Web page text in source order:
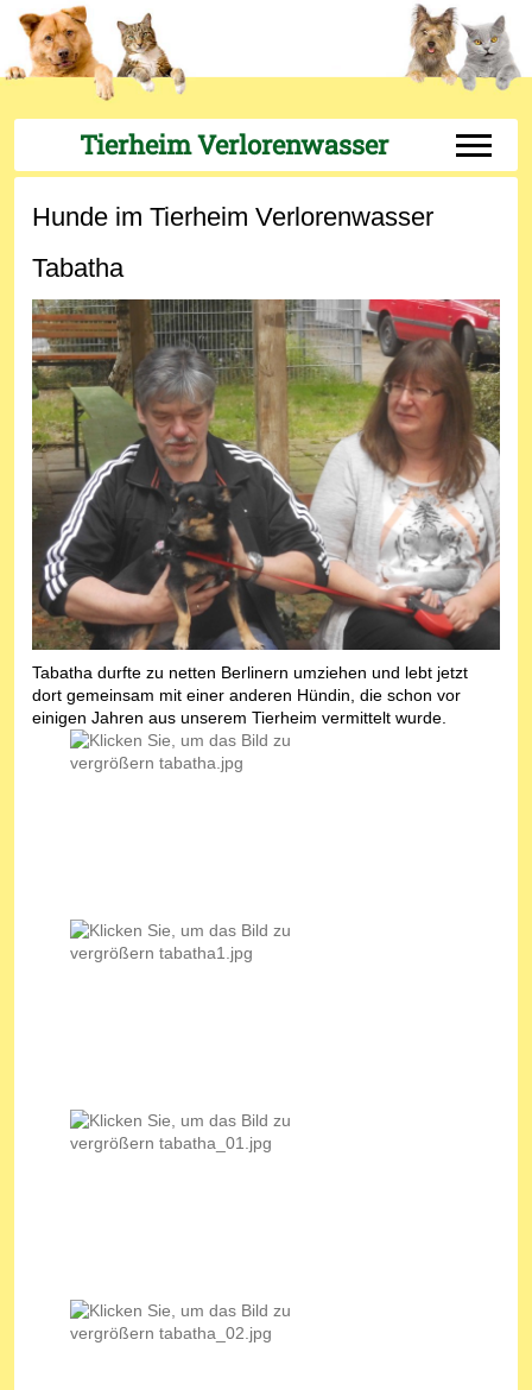
Tierheim Verlorenwasser Off-
Hunde im Tierheim Verlorenwasser
Tabatha
Tabatha durfte zu netten Berlinern umziehen und lebt jetzt
dort gemeinsam mit einer anderen Hündin, die schon vor
einigen Jahren aus unserem Tierheim vermittelt wurde.